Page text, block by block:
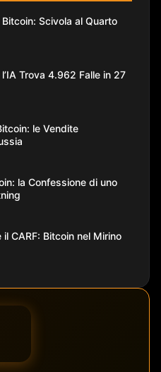
Scivola al Quarto
Trova 4.962 Falle in 27
le Vendite
la Confessione di uno
CARF: Bitcoin nel Mirino